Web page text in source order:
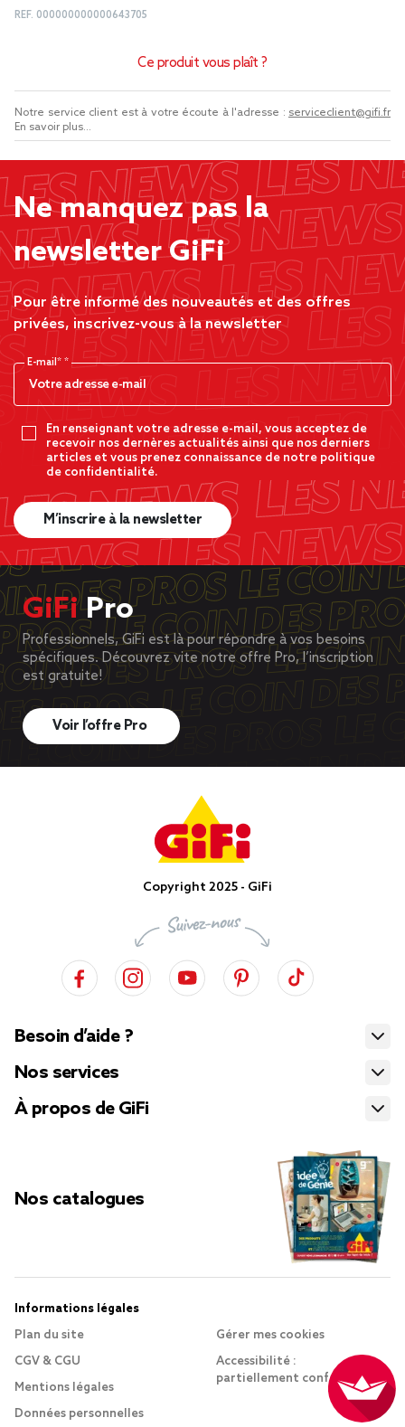
REF. 000000000000643705
Ce produit vous plaît ?
Notre service client est à votre écoute à l'adresse : serviceclient@gifi.fr
En savoir plus...
Ne manquez pas la
newsletter GiFi
Pour être informé des nouveautés et des offres
privées, inscrivez-vous à la newsletter
E-mail*
En renseignant votre adresse e-mail, vous acceptez de
recevoir nos dernères actualités ainsi que nos derniers
articles et vous prenez connaissance de notre politique
de confidentialité.
M’inscrire à la newsletter
GiFiPro
Professionnels, GiFi est là pour répondre à vos besoins
spécifiques. Découvrez vite notre offre Pro, l’inscription
est gratuite!
Voir l’offre Pro
Copyright 2025 - GiFi
Besoin d’aide ?
Nos services
À propos de GiFi
Nos catalogues
Informations légales
Plan du site
CGV & CGU
Mentions légales
Données personnelles
Gérer mes cookies
Accessibilité :
partiellement conforme